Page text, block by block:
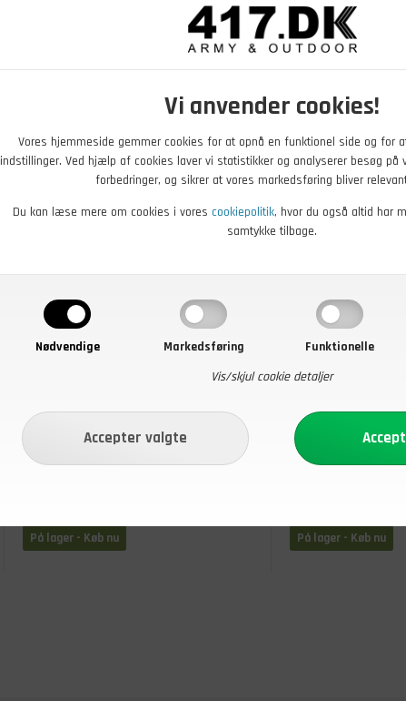
Vi anvender cookies!
Vores hjemmeside gemmer cookies for at opnå en funktionel side og for
indstillinger. Ved hjælp af cookies laver vi statistikker og analyserer besøg på
forbedringer, og sikrer at vores markedsføring bliver
Du kan læse mere om cookies i vores cookiepolitik, hvor du også altid har
samtykke tilbage.
Nødvendige Markedsføring Funktionelle
Vis/skjul cookie detaljer
Varen er
299,00DKK
På lager - Køb nu
299,00DKK
På lager - Køb nu